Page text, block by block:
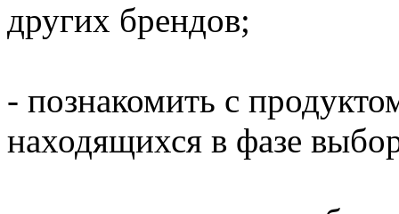
других брендов;
- познакомить с
находящихся в фазе